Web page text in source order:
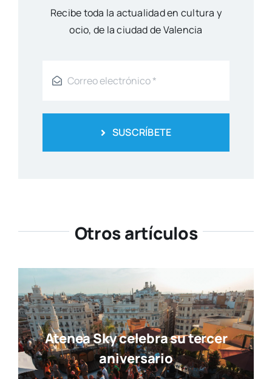
Reci­be toda la actua­li­dad en cul­tu­ra y
ocio, de la ciu­dad de Valen­cia
SUSCRÍBETE
Otros artículos
Atenea Sky celebra su tercer
aniversario